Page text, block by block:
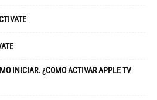
INICIAR. ¿COMO ACTIVAR APPLE TV